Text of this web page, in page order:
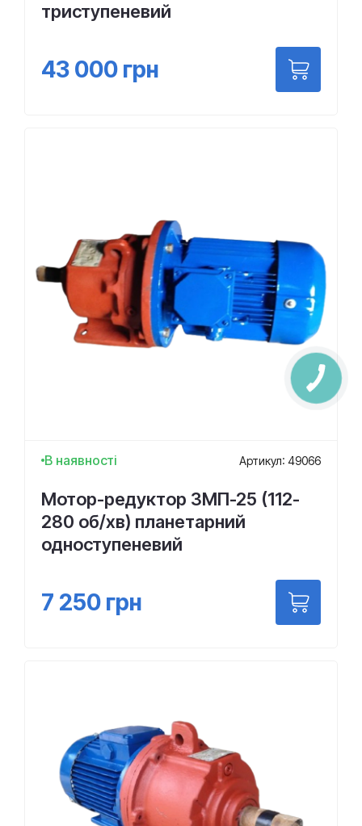
триступеневий
43 000 грн
В наявності Артикул: 49066
Мотор-редуктор 3МП-25 (112-
280 об/хв) планетарний
одноступеневий
7 250 грн